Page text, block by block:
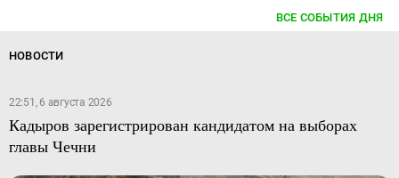
ВСЕ СОБЫТИЯ ДНЯ
НОВОСТИ
22:51, 6 августа 2026
Кадыров зарегистрирован кандидатом на выборах
главы Чечни